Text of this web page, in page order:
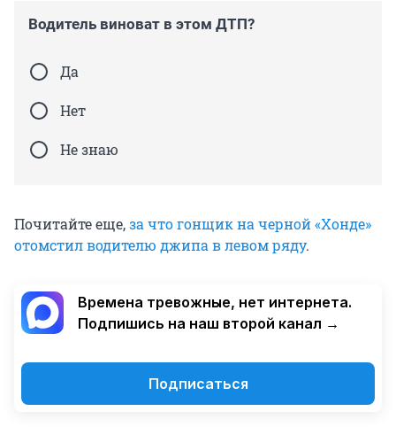
Водитель виноват в этом ДТП?
Да
Нет
Не знаю
Почитайте еще,за что гонщик на черной «Хонде»
отомстил водителю джипа в левом ряду.
Времена тревожные, нет интернета.
Подпишись на наш второй канал →
Подписаться